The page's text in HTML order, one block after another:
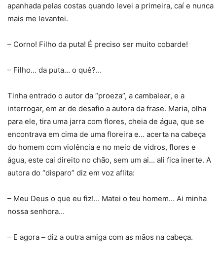
apanhada pelas costas quando levei a primeira, caí e nunca
mais me levantei.
– Corno! Filho da puta! É preciso ser muito cobarde!
– Filho… da puta… o quê?…
Tinha entrado o autor da “proeza”, a cambalear, e a
interrogar, em ar de desafio a autora da frase. Maria, olha
para ele, tira uma jarra com flores, cheia de água, que se
encontrava em cima de uma floreira e… acerta na cabeça
do homem com violência e no meio de vidros, flores e
água, este cai direito no chão, sem um ai… ali fica inerte. A
autora do “disparo” diz em voz aflita:
– Meu Deus o que eu fiz!… Matei o teu homem… Ai minha
nossa senhora…
– E agora – diz a outra amiga com as mãos na cabeça.